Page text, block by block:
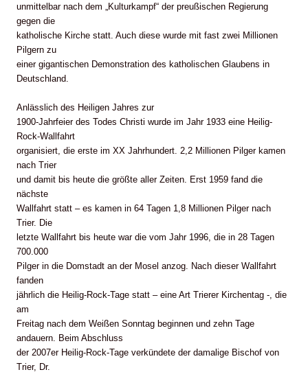
unmittelbar nach dem „Kulturkampf“ der preußischen Regierung
gegen die
katholische Kirche statt. Auch diese wurde mit fast zwei Millionen
Pilgern zu
einer gigantischen Demonstration des katholischen Glaubens in
Deutschland.
Anlässlich des Heiligen Jahres zur
1900-Jahrfeier des Todes Christi wurde im Jahr 1933 eine Heilig-
Rock-Wallfahrt
organisiert, die erste im XX Jahrhundert. 2,2 Millionen Pilger kamen
nach Trier
und damit bis heute die größte aller Zeiten. Erst 1959 fand die
nächste
Wallfahrt statt – es kamen in 64 Tagen 1,8 Millionen Pilger nach
Trier. Die
letzte Wallfahrt bis heute war die vom Jahr 1996, die in 28 Tagen
700.000
Pilger in die Domstadt an der Mosel anzog. Nach dieser Wallfahrt
fanden
jährlich die Heilig-Rock-Tage statt – eine Art Trierer Kirchentag -, die
am
Freitag nach dem Weißen Sonntag beginnen und zehn Tage
andauern. Beim Abschluss
der 2007er Heilig-Rock-Tage verkündete der damalige Bischof von
Trier, Dr.